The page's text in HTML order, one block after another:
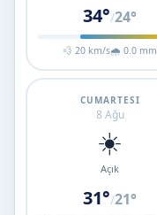
34°/24°
💨 20 km/s🌧 0.0 mm
CUMARTESI
8 Ağu
☀️
Açık
31°/21°